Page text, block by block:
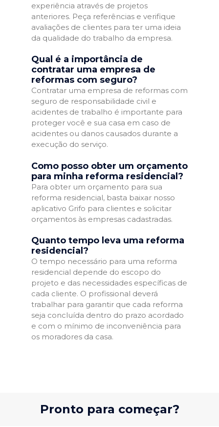
experiência através de projetos
anteriores. Peça referências e verifique
avaliações de clientes para ter uma ideia
da qualidade do trabalho da empresa.
Qual é a importância de
contratar uma empresa de
reformas com seguro?
Contratar uma empresa de reformas com
seguro de responsabilidade civil e
acidentes de trabalho é importante para
proteger você e sua casa em caso de
acidentes ou danos causados durante a
execução do serviço.
Como posso obter um orçamento
para minha reforma residencial?
Para obter um orçamento para sua
reforma residencial, basta baixar nosso
aplicativo Grifo para clientes e solicitar
orçamentos às empresas cadastradas.
Quanto tempo leva uma reforma
residencial?
O tempo necessário para uma reforma
residencial depende do escopo do
projeto e das necessidades específicas de
cada cliente. O profissional deverá
trabalhar para garantir que cada reforma
seja concluída dentro do prazo acordado
e com o mínimo de inconveniência para
os moradores da casa.
Pronto para começar?